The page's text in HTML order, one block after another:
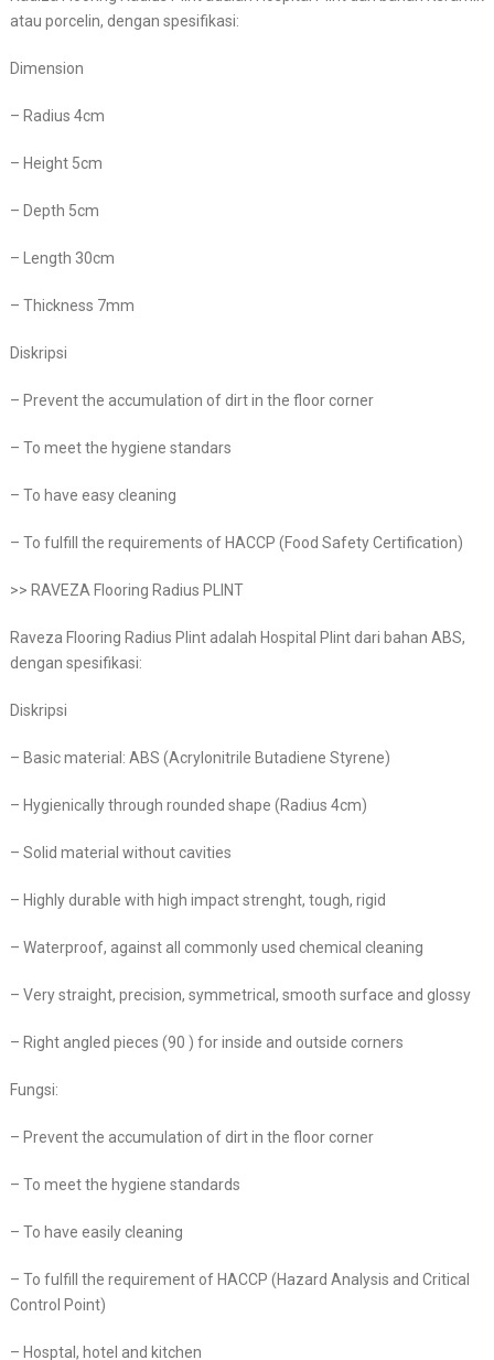
atau porcelin, dengan spesifikasi:
Dimension
– Radius 4cm
– Height 5cm
– Depth 5cm
– Length 30cm
– Thickness 7mm
Diskripsi
– Prevent the accumulation of dirt in the floor corner
– To meet the hygiene standars
– To have easy cleaning
– To fulfill the requirements of HACCP (Food Safety Certification)
>> RAVEZA Flooring Radius PLINT
Raveza Flooring Radius Plint adalah Hospital Plint dari bahan ABS,
dengan spesifikasi:
Diskripsi
– Basic material: ABS (Acrylonitrile Butadiene Styrene)
– Hygienically through rounded shape (Radius 4cm)
– Solid material without cavities
– Highly durable with high impact strenght, tough, rigid
– Waterproof, against all commonly used chemical cleaning
– Very straight, precision, symmetrical, smooth surface and glossy
– Right angled pieces (90 ) for inside and outside corners
Fungsi:
– Prevent the accumulation of dirt in the floor corner
– To meet the hygiene standards
– To have easily cleaning
– To fulfill the requirement of HACCP (Hazard Analysis and Critical
Control Point)
– Hosptal, hotel and kitchen